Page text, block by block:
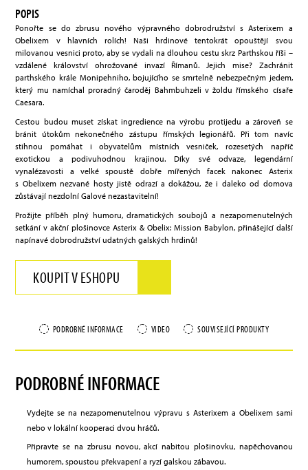
POPIS
Ponořte se do zbrusu nového výpravného dobrodružství s Asterixem a
Obelixem v hlavních rolích! Naši hrdinové tentokrát opouštějí svou
milovanou vesnici proto, aby se vydali na dlouhou cestu skrz Parthskou říši –
vzdálené království ohrožované invazí Římanů. Jejich mise? Zachránit
parthského krále Monipehniho, bojujícího se smrtelně nebezpečným jedem,
který mu namíchal proradný čaroděj Bahmbuhzeli v žoldu římského císaře
Caesara.
Cestou budou muset získat ingredience na výrobu protijedu a zároveň se
bránit útokům nekonečného zástupu římských legionářů. Při tom navíc
stihnou pomáhat i obyvatelům místních vesniček, rozesetých napříč
exotickou a podivuhodnou krajinou. Díky své odvaze, legendární
vynalézavosti a velké spoustě dobře mířených facek nakonec Asterix
s Obelixem nezvané hosty jistě odrazí a dokážou, že i daleko od domova
zůstávají nezdolní Galové nezastavitelní!
Prožijte příběh plný humoru, dramatických soubojů a nezapomenutelných
setkání v akční plošinovce Asterix & Obelix: Mission Babylon, přinášející další
napínavé dobrodružství udatných galských hrdinů!
KOUPIT V ESHOPU
PODROBNÉ INFORMACE VIDEO SOUVISEJÍCÍ PRODUKTY
PODROBNÉ INFORMACE
Vydejte se na nezapomenutelnou výpravu s Asterixem a Obelixem sami
nebo v lokální kooperaci dvou hráčů.
Připravte se na zbrusu novou, akcí nabitou plošinovku, napěchovanou
humorem, spoustou překvapení a ryzí galskou zábavou.